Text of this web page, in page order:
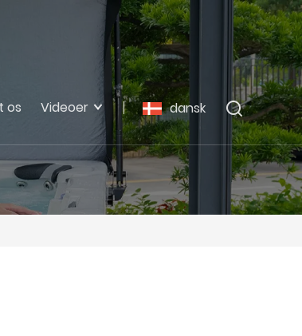
dansk
os Videoer